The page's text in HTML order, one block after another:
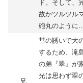
ド。そして、
故かツルツル
砲丸のように…
兄
彗の誘いで大
するため、滝
の弟『翠』が
光は思わず翠